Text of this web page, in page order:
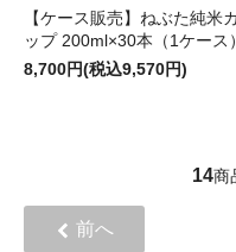
【ケース販売】ねぶた純米カ
ップ 200ml×30本（1ケース）
8,700円(税込9,570円)
14商
前へ